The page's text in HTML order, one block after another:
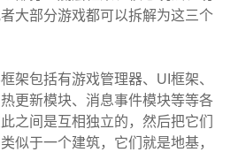
大部分游戏都可以拆解为这三个
架包括有游戏管理器、UI框架、
更新模块、消息事件模块等等各
之间是互相独立的，然后把它们
似于一个建筑，它们就是地基，